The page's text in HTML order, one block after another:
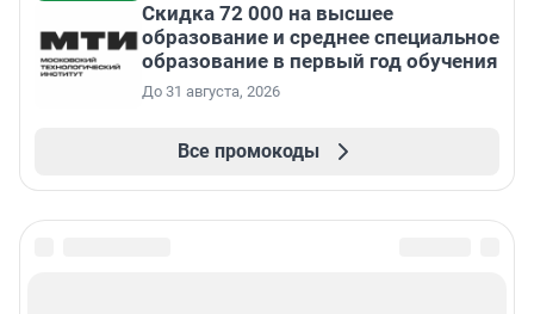
Скидка 72 000 на высшее
образование и среднее специальное
образование в первый год обучения
До 31 августа, 2026
Все промокоды